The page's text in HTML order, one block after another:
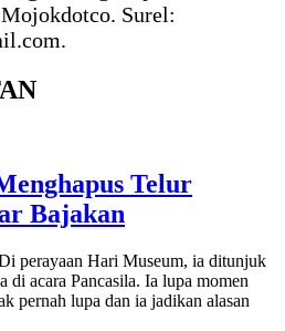
Surel:
Telur
Bajakan
perayaan Hari Museum, ia ditunjuk
di acara Pancasila. Ia lupa momen
pernah lupa dan ia jadikan alasan